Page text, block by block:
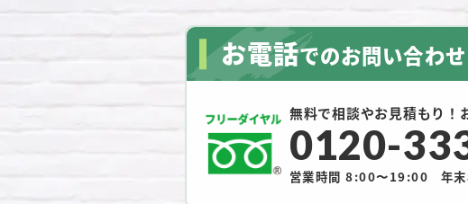
お電話でのお問い合わせ
無料で相談やお見積もり！
0120-
営業時間 8:00〜19:00 年